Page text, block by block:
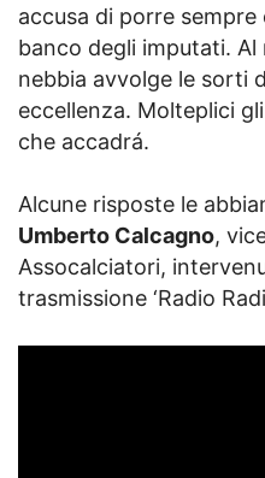
accusa di porre
banco degli imputati.
nebbia avvolge le sorti
eccellenza. Molteplici
che accadrá.
Alcune risposte le
Umberto Calcagno,
Assocalciatori,
trasmissione ‘Radio